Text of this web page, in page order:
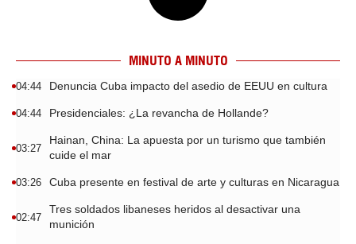
MINUTO A MINUTO
04:44 Denuncia Cuba impacto del asedio de EEUU en cultura
04:44 Presidenciales: ¿La revancha de Hollande?
03:27
Hainan, China: La apuesta por un turismo que también
cuide el mar
03:26 Cuba presente en festival de arte y culturas en Nicaragua
02:47
Tres soldados libaneses heridos al desactivar una
munición